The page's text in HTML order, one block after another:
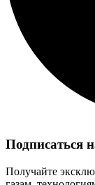
Подписаться
Получайте